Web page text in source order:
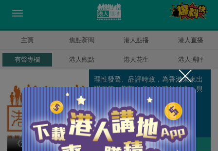
主頁 焦點新聞 港人點播 港人直播
有聲專欄 港人觀點 港人花生 港人博評
《港人講地》編輯室
理性發聲、品評時政，為香港未來出
謀獻策，期望在意見紛陳的社會，與
大家共同建立一個自由、開明、平
等、互相包容的網上平台。
作者其他博評